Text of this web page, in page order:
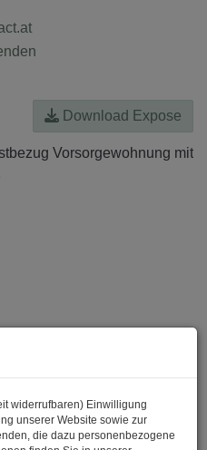
Download Expose
widerrufbaren) Einwilligung
unserer Website sowie zur
die dazu personenbezogene